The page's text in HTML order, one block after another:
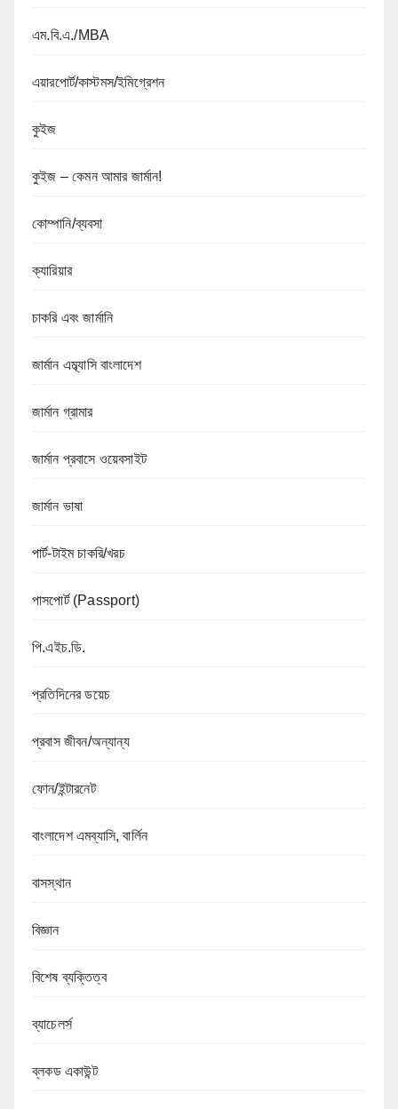
এম.বি.এ./MBA
এয়ারপোর্ট/কাস্টমস/ইমিগ্রেশন
কুইজ
কুইজ – কেমন আমার জার্মান!
কোম্পানি/ব্যবসা
ক্যারিয়ার
চাকরি এবং জার্মানি
জার্মান এম্ব্যাসি বাংলাদেশ
জার্মান গ্রামার
জার্মান প্রবাসে ওয়েবসাইট
জার্মান ভাষা
পার্ট-টাইম চাকরি/খরচ
পাসপোর্ট (Passport)
পি.এইচ.ডি.
প্রতিদিনের ডয়েচ
প্রবাস জীবন/অন্যান্য
ফোন/ইন্টারনেট
বাংলাদেশ এমব্যাসি, বার্লিন
বাসস্থান
বিজ্ঞান
বিশেষ ব্যক্তিত্ব
ব্যাচেলর্স
ব্লকড একাউন্ট